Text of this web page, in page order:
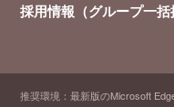
採用情報（グループ一括
推奨環境：最新版のMicrosoft